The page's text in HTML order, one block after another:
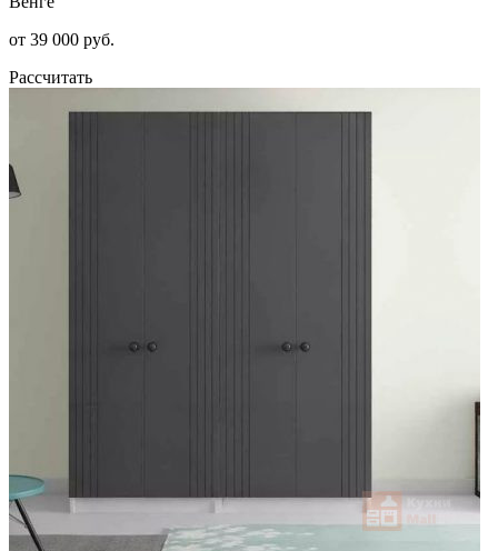
от 39 000 руб.
Рассчитать